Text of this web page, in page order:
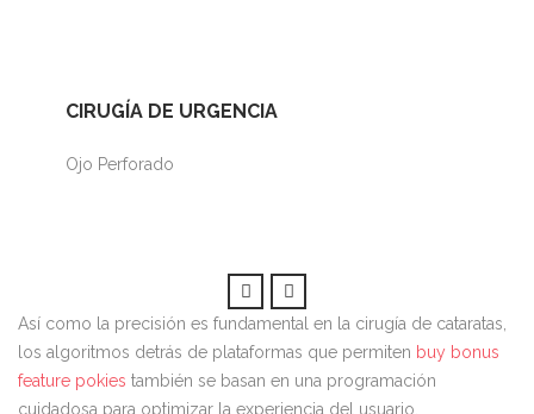
CIRUGÍA DE URGENCIA
Ojo Perforado
Así como la precisión es fundamental en la cirugía de cataratas,
los algoritmos detrás de plataformas que permiten buy bonus
feature pokies también se basan en una programación
cuidadosa para optimizar la experiencia del usuario.